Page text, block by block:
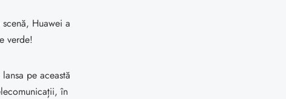
Huawei a
verde!
pe această
în